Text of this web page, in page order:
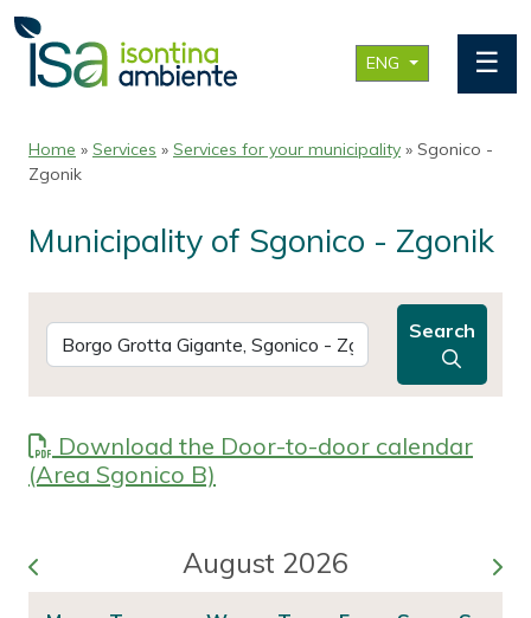
ENG ☰
Home » Services » Services for your municipality » Sgonico -
Zgonik
Municipality of Sgonico - Zgonik
Search
Download the Door-to-door calendar
(Area Sgonico B)
August 2026